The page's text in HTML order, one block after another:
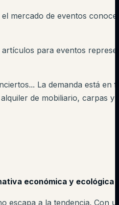
el mercado de eventos
artículos para eventos
La demanda está en
de mobiliario, carpas y
económica y ecológica
escapa a la tendencia. Con